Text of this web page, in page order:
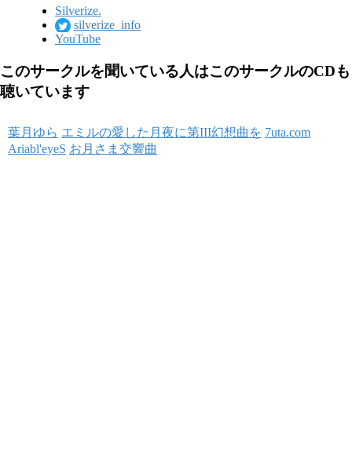
Silverize.
silverize_info
YouTube
このサークルを聞いている人はこのサークルのCDも
聴いています
葉月ゆら エミルの愛した月夜に第III幻想曲を 7uta.com
Ariabl'eyeS お月さま交響曲